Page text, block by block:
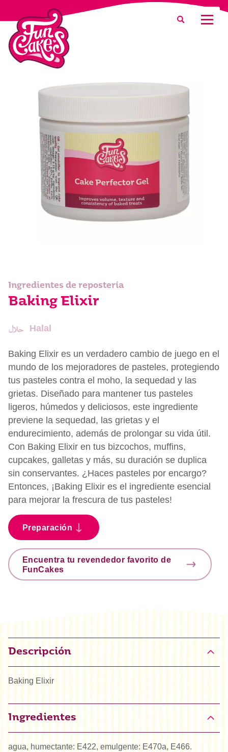
¿Qué estás buscando?
Buscar
Ingredientes de repostería
Baking Elixir
Halal
Baking Elixir es un verdadero cambio de juego en el
mundo de los mejoradores de pasteles, protegiendo
tus pasteles contra el moho, la sequedad y las
grietas. Diseñado para mantener tus pasteles
ligeros, húmedos y deliciosos, este ingrediente
previene la sequedad, las grietas y el
endurecimiento, además de prolongar su vida útil.
Con Baking Elixir en tus bizcochos, muffins,
cupcakes, galletas y más, su duración se duplica
sin conservantes. ¿Haces pasteles por encargo?
Entonces, ¡Baking Elixir es el ingrediente esencial
para mejorar la frescura de tus pasteles!
Preparación
Encuentra tu revendedor favorito de
FunCakes
Descripción
Baking Elixir
Ingredientes
agua, humectante: E422, emulgente: E470a, E466.